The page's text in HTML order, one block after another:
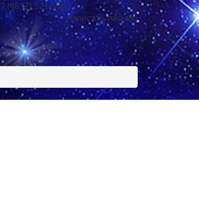
Написать письмо
7 (4872) 521-570